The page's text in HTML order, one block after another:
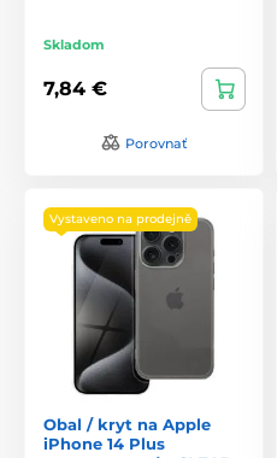
Skladom
7,84 €
Porovnať
Vystaveno na prodejně
Obal / kryt na Apple
iPhone 14 Plus